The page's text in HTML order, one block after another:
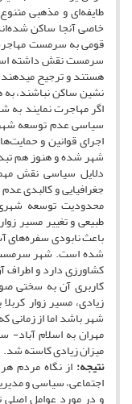
طایفه‌ای و مذهبی
خاصی آنجا ساکن
قومی به سرمست
سرمست نقش داشته
هستند و ترجیح
نشین ساکن نباشند، به
اگر مهاجرت نمایند به
سیاسی عدم توسعه
اجرای قوانین و
شهر شده و هنوز هم
دلایل سیاسی نقش
جغرافیایی و کالبدی
محدودیت توسعه
طبیعی و تغییر مسیر
باعث نابودی
شده است. شهر
کشاورزی دارد و اطراف
کاربری آن به سختی
زیادی، مسیر زوار
شهر باشد اما از زمانی
مهران به اسلام آباد-
میزان زیادی کاسته شد.
نتیجه: از نگاه مردم
اجتماعی، سیاسی و
و در مورد عوامل